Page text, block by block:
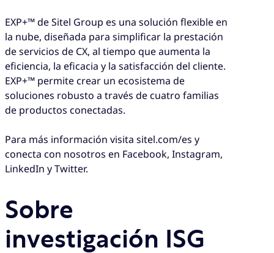
EXP+™ de Sitel Group es una solución flexible en
la nube, diseñada para simplificar la prestación
de servicios de CX, al tiempo que aumenta la
eficiencia, la eficacia y la satisfacción del cliente.
EXP+™ permite crear un ecosistema de
soluciones robusto a través de cuatro familias
de productos conectadas.
Para más información visita sitel.com/es y
conecta con nosotros en Facebook, Instagram,
LinkedIn y Twitter.
Sobre
investigación ISG